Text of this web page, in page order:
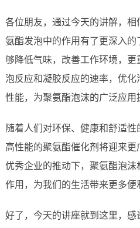
各位朋友，通过今天的讲解，
氨酯发泡中的作用有了更深入
够降低气味，改善工作环境，
泡反应和凝胶反应的速率，优
性能，为聚氨酯泡沫的广泛应用
随着人们对环保、健康和舒适性
高性能的聚氨酯催化剂将迎来
优秀企业的推动下，聚氨酯泡
作用，为我们的生活带来更多便
好了，今天的讲座就到这里，